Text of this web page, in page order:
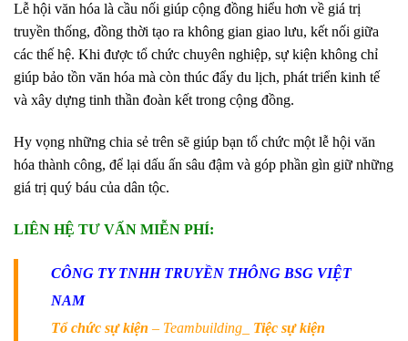
Lễ hội văn hóa là cầu nối giúp cộng đồng hiểu hơn về giá trị
truyền thống, đồng thời tạo ra không gian giao lưu, kết nối giữa
các thế hệ. Khi được tổ chức chuyên nghiệp, sự kiện không chỉ
giúp bảo tồn văn hóa mà còn thúc đẩy du lịch, phát triển kinh tế
và xây dựng tinh thần đoàn kết trong cộng đồng.
Hy vọng những chia sẻ trên sẽ giúp bạn tổ chức một lễ hội văn
hóa thành công, để lại dấu ấn sâu đậm và góp phần gìn giữ những
giá trị quý báu của dân tộc.
LIÊN HỆ TƯ VẤN MIỄN PHÍ:
CÔNG TY TNHH TRUYỀN THÔNG BSG VIỆT
NAM
Tổ chức sự kiện – Teambuilding_ Tiệc sự kiện